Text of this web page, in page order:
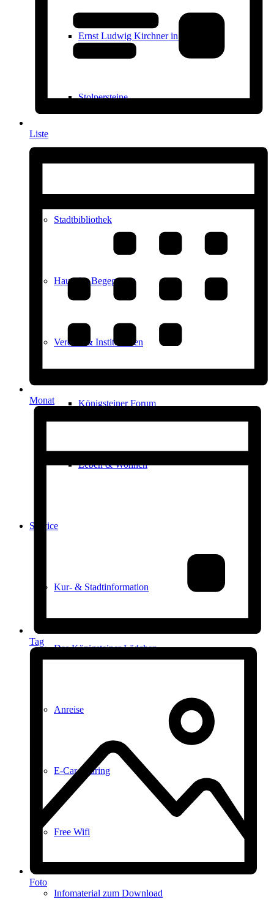
Ernst Ludwig Kirchner in Königstein
Stolpersteine
Stadtbibliothek
Haus der Begegnung
Vereine & Institutionen
Königsteiner Forum
Leben & Wohnen
Service
Kur- & Stadtinformation
Das Königsteiner Lädchen
Anreise
E-Car-Sharing
Free Wifi
Infomaterial zum Download
Liste
Monat
Tag
Foto